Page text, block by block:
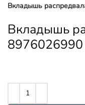
Вкладышь
Вкладышь
8976026990